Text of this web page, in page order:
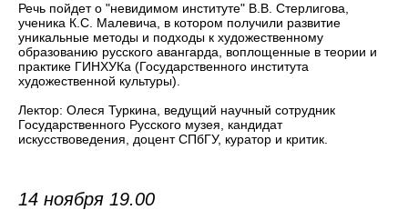
Речь пойдет о "невидимом институте" В.В. Стерлигова,
ученика К.С. Малевича, в котором получили развитие
уникальные методы и подходы к художественному
образованию русского авангарда, воплощенные в теории и
практике ГИНХУКа (Государственного института
художественной культуры).
Лектор: Олеся Туркина, ведущий научный сотрудник
Государственного Русского музея, кандидат
искусствоведения, доцент СПбГУ, куратор и критик.
14 ноября 19.00